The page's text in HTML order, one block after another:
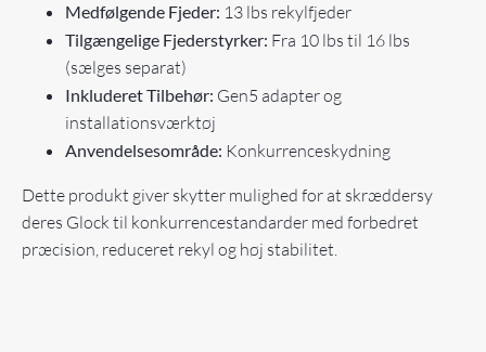
Medfølgende Fjeder: 13 lbs rekylfjeder
Tilgængelige Fjederstyrker: Fra 10 lbs til 16 lbs
(sælges separat)
Inkluderet Tilbehør: Gen5 adapter og
installationsværktøj
Anvendelsesområde: Konkurrenceskydning
Dette produkt giver skytter mulighed for at skræddersy
deres Glock til konkurrencestandarder med forbedret
præcision, reduceret rekyl og høj stabilitet.